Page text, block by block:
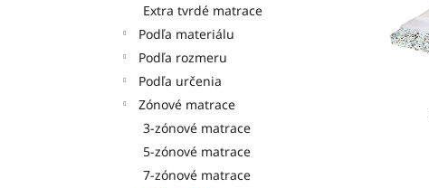
Extra tvrdé matrace
Podľa materiálu
Podľa rozmeru
Podľa určenia
Zónové matrace
3-zónové matrace
5-zónové matrace
7-zónové matrace